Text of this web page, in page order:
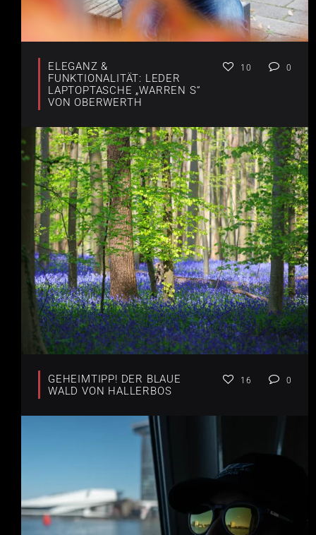
ELEGANZ &
FUNKTIONALITÄT: LEDER
LAPTOPTASCHE „WARREN S“
VON OBERWERTH
10 0
GEHEIMTIPP! DER BLAUE
WALD VON HALLERBOS
16 0